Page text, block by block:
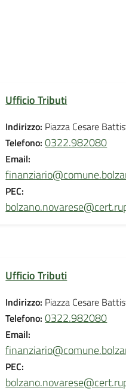
Ufficio Tributi
Indirizzo: Piazza Cesare
Telefono:0322.982080
Email:
PEC:
Ufficio Tributi
Indirizzo: Piazza Cesare
Telefono:0322.982080
Email:
PEC: